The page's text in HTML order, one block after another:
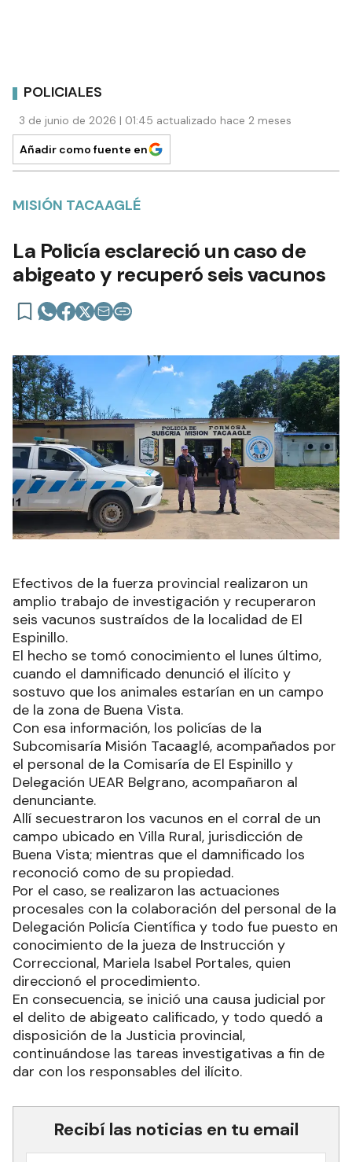
POLICIALES
3 de junio de 2026 | 01:45 actualizado hace 2 meses
Añadir como fuente en
MISIÓN TACAAGLÉ
La Policía esclareció un caso de
abigeato y recuperó seis vacunos
Efectivos de la fuerza provincial realizaron un
amplio trabajo de investigación y recuperaron
seis vacunos sustraídos de la localidad de El
Espinillo.
El hecho se tomó conocimiento el lunes último,
cuando el damnificado denunció el ilícito y
sostuvo que los animales estarían en un campo
de la zona de Buena Vista.
Con esa información, los policías de la
Subcomisaría Misión Tacaaglé, acompañados por
el personal de la Comisaría de El Espinillo y
Delegación UEAR Belgrano, acompañaron al
denunciante.
Allí secuestraron los vacunos en el corral de un
campo ubicado en Villa Rural, jurisdicción de
Buena Vista; mientras que el damnificado los
reconoció como de su propiedad.
Por el caso, se realizaron las actuaciones
procesales con la colaboración del personal de la
Delegación Policía Científica y todo fue puesto en
conocimiento de la jueza de Instrucción y
Correccional, Mariela Isabel Portales, quien
direccionó el procedimiento.
En consecuencia, se inició una causa judicial por
el delito de abigeato calificado, y todo quedó a
disposición de la Justicia provincial,
continuándose las tareas investigativas a fin de
dar con los responsables del ilícito.
Recibí las noticias en tu email